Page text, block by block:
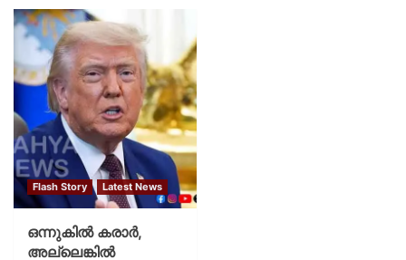
Flash Story Latest News
ഒന്നുകില്‍ കരാര്‍,
അല്ലെങ്കില്‍